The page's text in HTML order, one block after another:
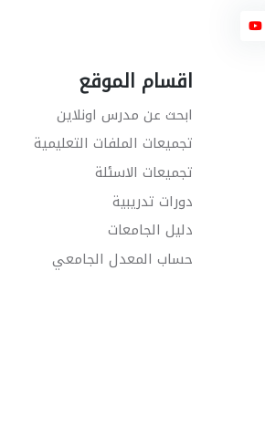
اقسام الموقع
ابحث عن مدرس اونلاين
تجميعات الملفات التعليمية
تجميعات الاسئلة
دورات تدريبية
دليل الجامعات
حساب المعدل الجامعي